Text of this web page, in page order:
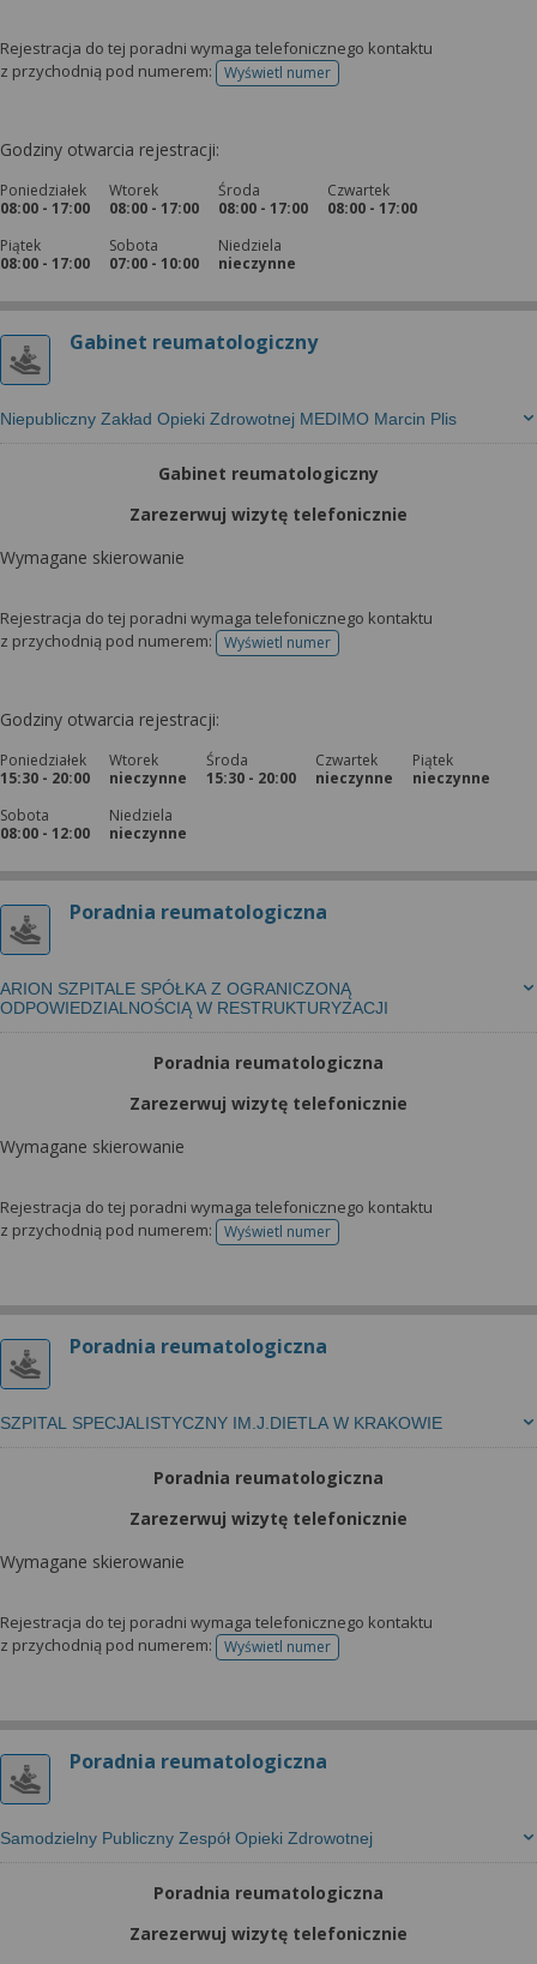
Rejestracja do tej poradni wymaga telefonicznego kontaktu
z przychodnią pod numerem:
Wyświetl numertelefonu do rejestracji
Godziny otwarcia rejestracji:
Poniedziałek
08:00 - 17:00
Wtorek
08:00 - 17:00
Środa
08:00 - 17:00
Czwartek
08:00 - 17:00
Piątek
08:00 - 17:00
Sobota
07:00 - 10:00
Niedziela
nieczynne
Gabinet reumatologiczny
Niepubliczny Zakład Opieki Zdrowotnej MEDIMO Marcin Plis
Gabinet reumatologiczny
Zarezerwuj wizytę telefonicznie
Wymagane skierowanie
Rejestracja do tej poradni wymaga telefonicznego kontaktu
z przychodnią pod numerem:
Wyświetl numertelefonu do rejestracji
Godziny otwarcia rejestracji:
Poniedziałek
15:30 - 20:00
Wtorek
nieczynne
Środa
15:30 - 20:00
Czwartek
nieczynne
Piątek
nieczynne
Sobota
08:00 - 12:00
Niedziela
nieczynne
Poradnia reumatologiczna
ARION SZPITALE SPÓŁKA Z OGRANICZONĄ
ODPOWIEDZIALNOŚCIĄ W RESTRUKTURYZACJI
Poradnia reumatologiczna
Zarezerwuj wizytę telefonicznie
Wymagane skierowanie
Rejestracja do tej poradni wymaga telefonicznego kontaktu
z przychodnią pod numerem:
Wyświetl numertelefonu do rejestracji
Poradnia reumatologiczna
SZPITAL SPECJALISTYCZNY IM.J.DIETLA W KRAKOWIE
Poradnia reumatologiczna
Zarezerwuj wizytę telefonicznie
Wymagane skierowanie
Rejestracja do tej poradni wymaga telefonicznego kontaktu
z przychodnią pod numerem:
Wyświetl numertelefonu do rejestracji
Poradnia reumatologiczna
Samodzielny Publiczny Zespół Opieki Zdrowotnej
Poradnia reumatologiczna
Zarezerwuj wizytę telefonicznie